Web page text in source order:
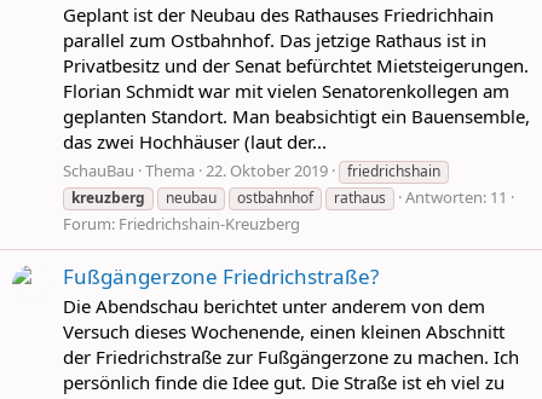
Geplant ist der Neubau des Rathauses Friedrichhain
parallel zum Ostbahnhof. Das jetzige Rathaus ist in
Privatbesitz und der Senat befürchtet Mietsteigerungen.
Florian Schmidt war mit vielen Senatorenkollegen am
geplanten Standort. Man beabsichtigt ein Bauensemble,
das zwei Hochhäuser (laut der...
SchauBau Thema 22. Oktober 2019
friedrichshain
kreuzberg
neubau ostbahnhof rathaus
Antworten: 11
Forum: Friedrichshain-Kreuzberg
Fußgängerzone Friedrichstraße?
Die Abendschau berichtet unter anderem von dem
Versuch dieses Wochenende, einen kleinen Abschnitt
der Friedrichstraße zur Fußgängerzone zu machen. Ich
persönlich finde die Idee gut. Die Straße ist eh viel zu